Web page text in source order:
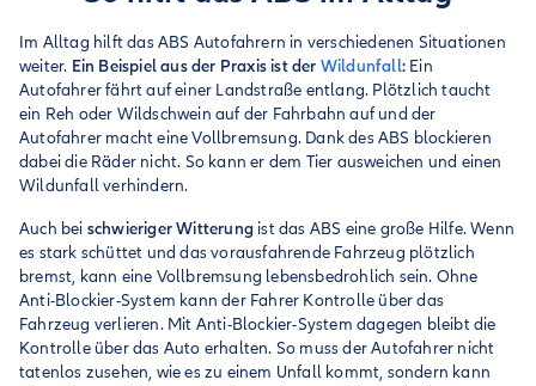
Im Alltag hilft das ABS Autofahrern in verschiedenen Situationen
weiter. Ein Beispiel aus der Praxis ist der Wildunfall: Ein
Autofahrer fährt auf einer Landstraße entlang. Plötzlich taucht
ein Reh oder Wildschwein auf der Fahrbahn auf und der
Autofahrer macht eine Vollbremsung. Dank des ABS blockieren
dabei die Räder nicht. So kann er dem Tier ausweichen und einen
Wildunfall verhindern.
Auch bei schwieriger Witterung ist das ABS eine große Hilfe. Wenn
es stark schüttet und das vorausfahrende Fahrzeug plötzlich
bremst, kann eine Vollbremsung lebensbedrohlich sein. Ohne
Anti-Blockier-System kann der Fahrer Kontrolle über das
Fahrzeug verlieren. Mit Anti-Blockier-System dagegen bleibt die
Kontrolle über das Auto erhalten. So muss der Autofahrer nicht
tatenlos zusehen, wie es zu einem Unfall kommt, sondern kann